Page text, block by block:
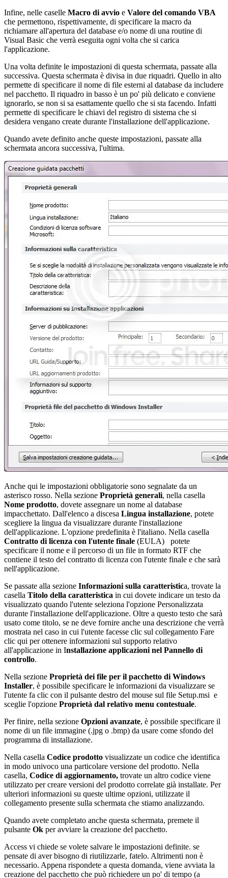
Infine, nelle caselle Macro di avvio e Valore del comando VBA
che permettono, rispettivamente, di specificare la macro da
richiamare all'apertura del database e/o nome di una routine di
Visual Basic che verrà eseguita ogni volta che si carica
l'applicazione.
Una volta definite le impostazioni di questa schermata, passate alla
successiva. Questa schermata è divisa in due riquadri. Quello in alto
permette di specificare il nome di file esterni al database da includere
nel pacchetto. Il riquadro in basso è un po' più delicato e conviene
ignorarlo, se non si sa esattamente quello che si sta facendo. Infatti
permette di specificare le chiavi del registro di sistema che si
desidera vengano create durante l'installazione dell'applicazione.
Quando avete definito anche queste impostazioni, passate alla
schermata ancora successiva, l'ultima.
Anche qui le impostazioni obbligatorie sono segnalate da un
asterisco rosso. Nella sezione Proprietà generali, nella casella
Nome prodotto, dovete assegnare un nome al database
impacchettato. Dall'elenco a discesa Lingua installazione, potete
scegliere la lingua da visualizzare durante l'installazione
dell'applicazione. L'opzione predefinita è l'italiano. Nella casella
Contratto di licenza con l'utente finale (EULA) potete
specificare il nome e il percorso di un file in formato RTF che
contiene il testo del contratto di licenza con l'utente finale e che sarà
nell'applicazione.
Se passate alla sezione Informazioni sulla caratteristica, trovate la
casella Titolo della caratteristica in cui dovete indicare un testo da
visualizzato quando l'utente seleziona l'opzione Personalizzata
durante l'installazione dell'applicazione. Oltre a questo testo che sarà
usato come titolo, se ne deve fornire anche una descrizione che verrà
mostrata nel caso in cui l'utente facesse clic sul collegamento Fare
clic qui per ottenere informazioni sul supporto relativo
all'applicazione in Installazione applicazioni nel Pannello di
controllo.
Nella sezione Proprietà dei file per il pacchetto di Windows
Installer, è possibile specificare le informazioni da visualizzare se
l'utente fa clic con il pulsante destro del mouse sul file Setup.msi e
sceglie l'opzione Proprietà dal relativo menu contestuale.
Per finire, nella sezione Opzioni avanzate, è possibile specificare il
nome di un file immagine (.jpg o .bmp) da usare come sfondo del
programma di installazione.
Nella casella Codice prodotto visualizzate un codice che identifica
in modo univoco una particolare versione del prodotto. Nella
casella, Codice di aggiornamento, trovate un altro codice viene
utilizzato per creare versioni del prodotto correlate già installate. Per
ulteriori informazioni su queste ultime opzioni, utilizzate il
collegamento presente sulla schermata che stiamo analizzando.
Quando avete completato anche questa schermata, premete il
pulsante Ok per avviare la creazione del pacchetto.
Access vi chiede se volete salvare le impostazioni definite. se
pensate di aver bisogno di riutilizzarle, fatelo. Altrimenti non è
necessario. Appena rispondete a questa domanda, viene avviata la
creazione del pacchetto che può richiedere un po' di tempo (a